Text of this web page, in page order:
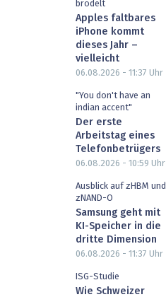
brodelt
Apples faltbares
iPhone kommt
dieses Jahr –
vielleicht
06.08.2026 - 11:37 Uhr
"You don't have an
indian accent"
Der erste
Arbeitstag eines
Telefonbetrügers
06.08.2026 - 10:59 Uhr
Ausblick auf zHBM und
zNAND-O
Samsung geht mit
KI-Speicher in die
dritte Dimension
06.08.2026 - 11:37 Uhr
ISG-Studie
Wie Schweizer